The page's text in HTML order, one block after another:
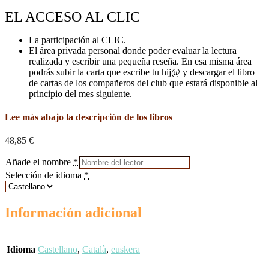
EL ACCESO AL CLIC
La participación al CLIC.
El área privada personal donde poder evaluar la lectura
realizada y escribir una pequeña reseña. En esa misma área
podrás subir la carta que escribe tu hij@ y descargar el libro
de cartas de los compañeros del club que estará disponible al
principio del mes siguiente.
Lee más abajo la descripción de los libros
48,85 €
Añade el nombre *
Selección de idioma *
Información adicional
Idioma Castellano, Català, euskera